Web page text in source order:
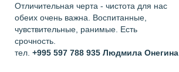
Отличительная черта - чистота для нас
обеих очень важна. Воспитанные,
чувствительные, ранимые. Есть
срочность.
тел. +995 597 788 935 Людмила Онегина